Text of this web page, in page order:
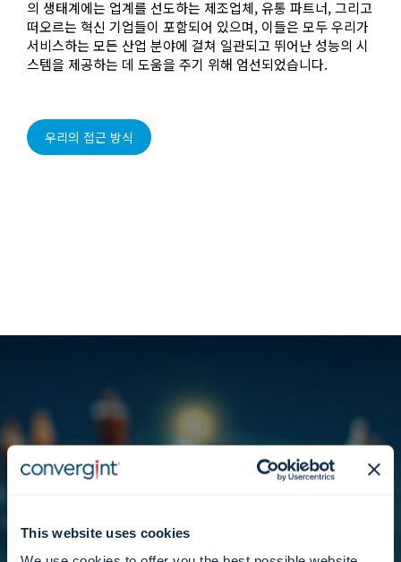
This website uses cookies
의 생태계에는 업계를 선도하는 제조업체, 유통 파트너, 그리고
떠오르는 혁신 기업들이 포함되어 있으며, 이들은 모두 우리가
서비스하는 모든 산업 분야에 걸쳐 일관되고 뛰어난 성능의 시
스템을 제공하는 데 도움을 주기 위해 엄선되었습니다.
우리의 접근 방식
글로벌 파트너 생태계를 형성하는 원칙